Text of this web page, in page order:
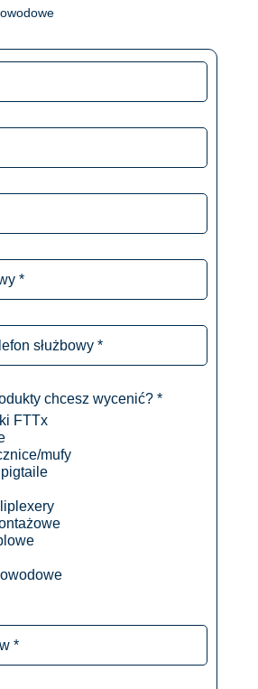
chcesz wycenić? *
FTTx
mufy